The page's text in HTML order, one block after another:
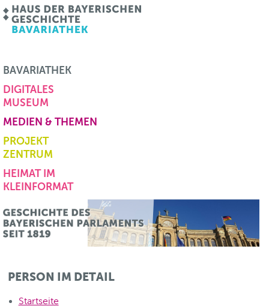
BAVARIATHEK
DIGITALES
MUSEUM
MEDIEN & THEMEN
PROJEKT
ZENTRUM
HEIMAT IM
KLEINFORMAT
PERSON IM DETAIL
Startseite